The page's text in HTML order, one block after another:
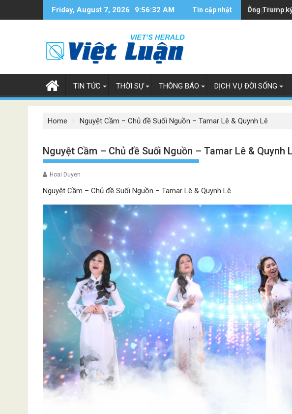
Friday, August 7, 2026 9:56:33 AM Tin cập nhật Ông Trump
Tổng Bí thư,
TIN TỨC THỜI SỰ THÔNG BÁO DỊCH VỤ ĐỜI SỐNG
Home Nguyệt Cầm – Chủ đề Suối Nguồn – Tamar Lê & Quynh Lê
Nguyệt Cầm – Chủ đề Suối Nguồn – Tamar Lê & Quynh
Hoai Duyen
Nguyệt Cầm – Chủ đề Suối Nguồn – Tamar Lê & Quynh Lê